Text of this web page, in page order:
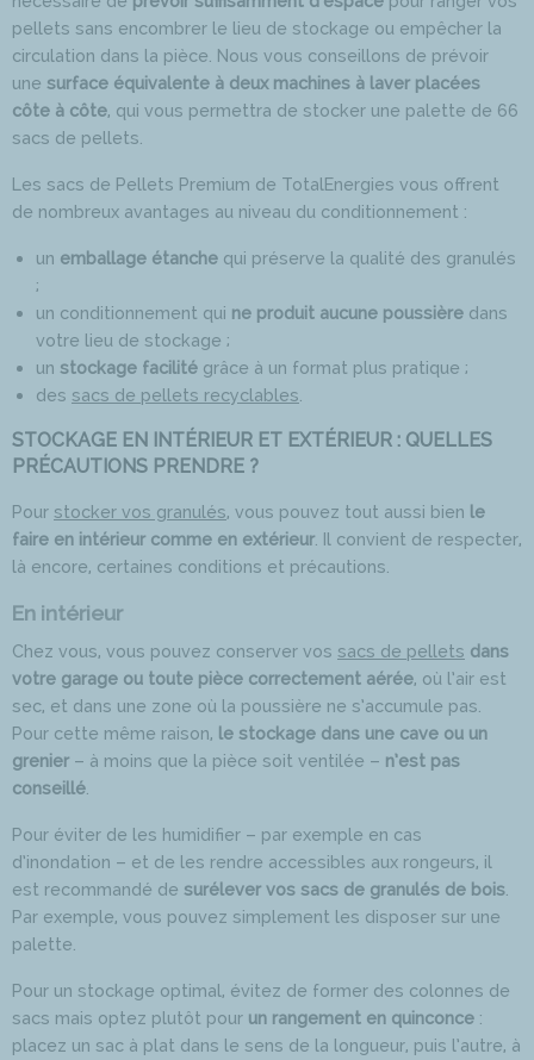
pellets sans encombrer le lieu de stockage ou empêcher la
circulation dans la pièce. Nous vous conseillons de prévoir
une surface équivalente à deux machines à laver placées
côte à côte, qui vous permettra de stocker une palette de 66
sacs de pellets.
Les sacs de Pellets Premium de TotalEnergies vous offrent
de nombreux avantages au niveau du conditionnement :
un emballage étanche qui préserve la qualité des granulés
;
un conditionnement qui ne produit aucune poussière dans
votre lieu de stockage ;
un stockage facilité grâce à un format plus pratique ;
des sacs de pellets recyclables
STOCKAGE EN INTÉRIEUR ET EXTÉRIEUR : QUELLES
PRÉCAUTIONS PRENDRE ?
Pour stocker vos granulés, vous pouvez tout aussi bien le
faire en intérieur comme en extérieur . Il convient de respecter,
là encore, certaines conditions et précautions.
En intérieur
Chez vous, vous pouvez conserver vos sacs de pellets dans
votre garage ou toute pièce correctement aérée, où l’air est
sec, et dans une zone où la poussière ne s’accumule pas.
Pour cette même raison, le stockage dans une cave ou un
grenier – à moins que la pièce soit ventilée – n’est pas
conseillé
Pour éviter de les humidifier – par exemple en cas
d’inondation – et de les rendre accessibles aux rongeurs, il
est recommandé de surélever vos sacs de granulés de bois
Par exemple, vous pouvez simplement les disposer sur une
palette.
Pour un stockage optimal, évitez de former des colonnes de
sacs mais optez plutôt pour un rangement en quinconce :
placez un sac à plat dans le sens de la longueur, puis l’autre, à